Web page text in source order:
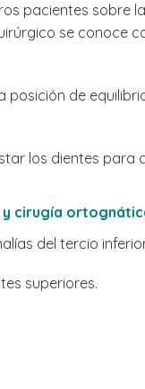
pacientes sobre
se conoce
posición de
los dientes para
cirugía
del tercio
superiores.